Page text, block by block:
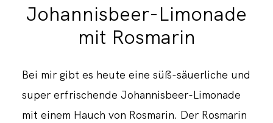
Johannisbeer-Limonade
mit Rosmarin
Bei mir gibt es heute eine süß-säuerliche und
super erfrischende Johannisbeer-Limonade
mit einem Hauch von Rosmarin. Der Rosmarin